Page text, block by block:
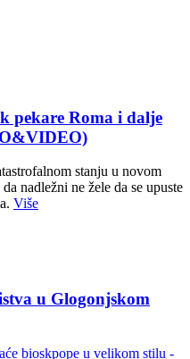
pekare Roma i dalje
stanju u novom
nadležni ne žele da se upuste
Više
u Glogonjskom